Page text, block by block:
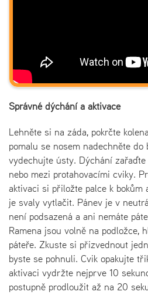
Správné dýchání a aktivace
Lehněte si na záda, pokrčte
pomalu se nosem nadechněte
vydechujte ústy. Dýchání
nebo mezi protahovacími cviky.
aktivaci si přiložte palce k
je svaly vytlačit. Pánev je v
není podsazená a ani nemáte
Ramena jsou volně na podložce,
páteře. Zkuste si přizvednout
byste se pohnuli. Cvik opakujte
aktivaci vydržte nejprve 10
postupně prodloužit až na 20